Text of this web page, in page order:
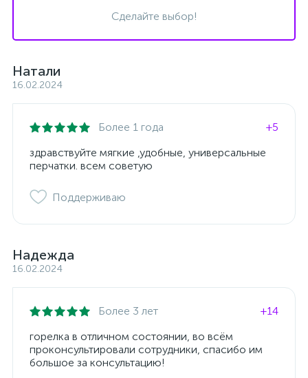
Сделайте выбор!
Натали
16.02.2024
Более 1 года
+5
здравствуйте мягкие ,удобные, универсальные
перчатки. всем советую
Поддерживаю
Надежда
16.02.2024
Более 3 лет
+14
горелка в отличном состоянии, во всём
проконсультировали сотрудники, спасибо им
большое за консультацию!